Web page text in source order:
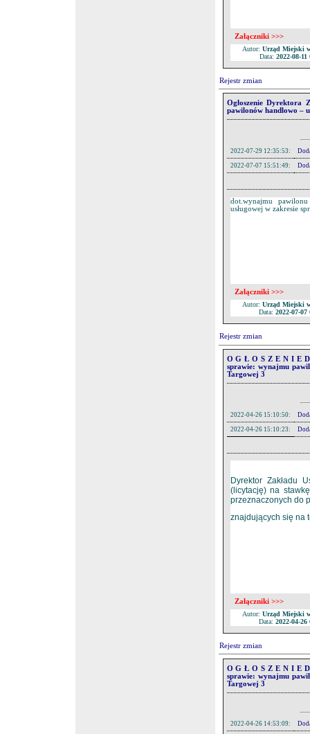
Załączniki >>>
3.
Regulamin
Autor: Urząd Miejski
Data: 2022-08-11
Rejestr zmian
Ogłoszenie Dyrektora
pawilonów handlowo –
2022-07-29 12:35:53:
2022-07-07 15:51:49:
2022-07-07 15:51:24:
dot.wynajmu
usługowej w zakresie
Załączniki >>>
Pliki:
Lp. Nazwa
4.
Komunikat
w sprawie
Autor: Urząd Miejski
Data: 2022-07-07
Rejestr zmian
O G Ł O S Z E N I E
sprawie: wynajmu
Targowej 3
2022-04-26 15:10:50:
2022-04-26 15:10:23:
Dyrektor Zakładu
(licytację) na
przeznaczonych do
znajdujących się na
Załączniki >>>
3.
Regulamin
Autor: Urząd Miejski
Data: 2022-04-26
Rejestr zmian
O G Ł O S Z E N I E
sprawie: wynajmu
Targowej 3
2022-04-26 14:53:09: